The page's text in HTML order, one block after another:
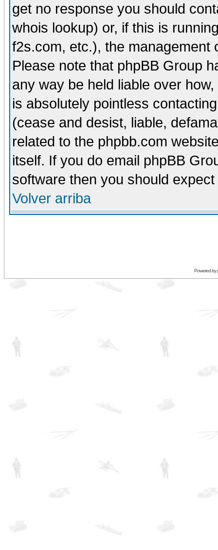
get no response you should
whois lookup) or, if this is
f2s.com, etc.), the management
Please note that phpBB Group
any way be held liable over
is absolutely pointless
(cease and desist, liable,
related to the phpbb.com
itself. If you do email phpBB
software then you should
Volver arriba
Powered by